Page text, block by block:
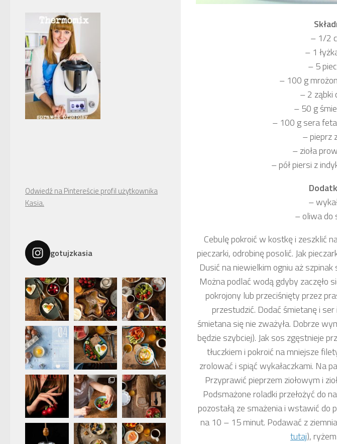
– 1/2
– 1
– 5
– 100 g
– 2 ząbki
– 50 g
– 100 g sera
– pieprz
– zioła
– pół piersi z
–
– oliwa do
Cebulę pokroić w kostkę i zeszklić
pieczarki, odrobinę posolić. Jak
Dusić na niewielkim ogniu aż
Można podlać wodą gdyby zaczęło
pokrojony lub przeciśnięty przez
przestudzić. Dodać śmietanę i
śmietana się nie zważyła. Dobrze
będzie szybciej). Jak sos zgęstnieje
tłuczkiem i pokroić na mniejsze
zrolować i spiąć wykałaczkami. Na
Przyprawić pieprzem ziołowym i
Podsmażone roladki przełożyć do
pozostałą ze smażenia i wstawić do
na 10 – 15 minut. Podawać z
tutaj),
Odwiedź na Pintereście profil użytkownika
Kasia.
gotujzkasia